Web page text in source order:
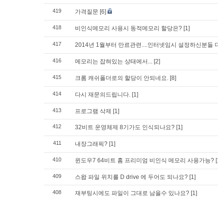
419 가격질문 [6]
418 비인식메모리 사용시 동적메모리 할당은? [1]
417 2014년 1월부터 만료관련....인터넷임시 설정하신분들
416 메모리는 잡혀있는 상태에서... [2]
415 크롬 캐쉬폴더로의 할당이 안되네요. [8]
414 다시 재문의드립니다. [1]
413 프로그램 삭제 [1]
412 32비트 운영체제 8기가도 인식되나요? [1]
411 내장그래픽? [1]
410 윈도우7 64비트 홈 프리미엄 비인식 메모리 사용가능?
409 스왑 파일 위치를 D drive 에 두어도 되나요? [1]
408 재부팅시에도 파일이 그대로 남을수 있나요? [1]